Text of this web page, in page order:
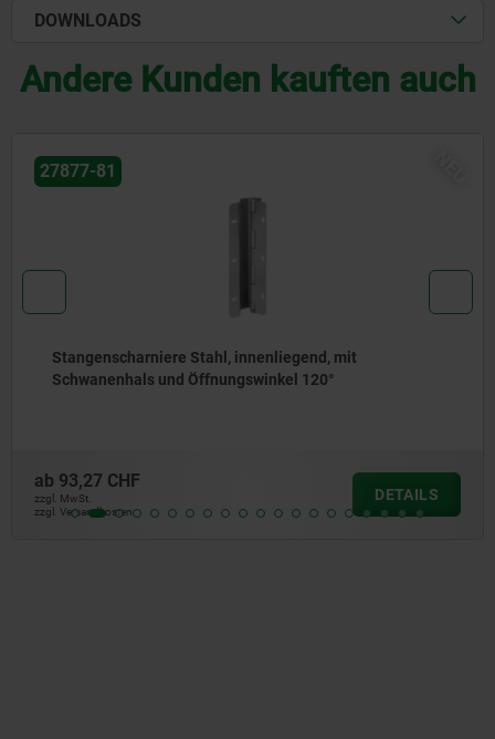
DOWNLOADS
Andere Kunden kauften auch
NEU
DETAILS
Pendelauflagen verstellbar mit O-Ring,
auswechselbaren Einsätzen und
zzgl. Versandkosten